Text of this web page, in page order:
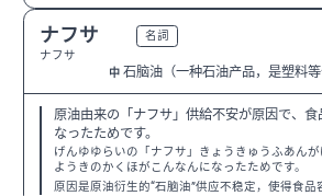
ナフサ
ナフサ
名詞
中 石脑油（一种石油产品，是塑料等
原油由来の「ナフサ」供給不安が原因で、
なったためです。
げんゆゆらいの「ナフサ」きょうきゅうふあん
ようきのかくほがこんなんになったためです。
原因是原油衍生的“石脑油”供应不稳定，使得食品